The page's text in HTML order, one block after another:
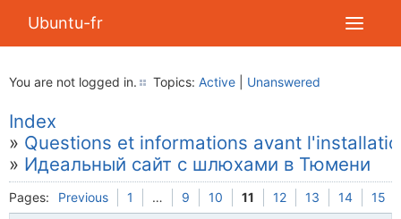
Ubuntu-fr
You are not logged in. Topics: Active Unanswered
Index
» Questions et informations avant
» Идеальный сайт с шлюхами в Тюмени
Pages: Previous 1 … 9 10 11 12 13 14 15